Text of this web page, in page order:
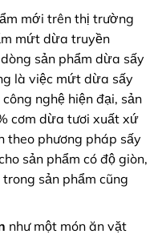
mới trên thị trường
mứt dừa truyền
sản phẩm dừa sấy
là việc mứt dừa sấy
nghệ hiện đại, sản
cơm dừa tươi xuất xứ
theo phương pháp sấy
sản phẩm có độ giòn,
sản phẩm cũng
như một món ăn vặt